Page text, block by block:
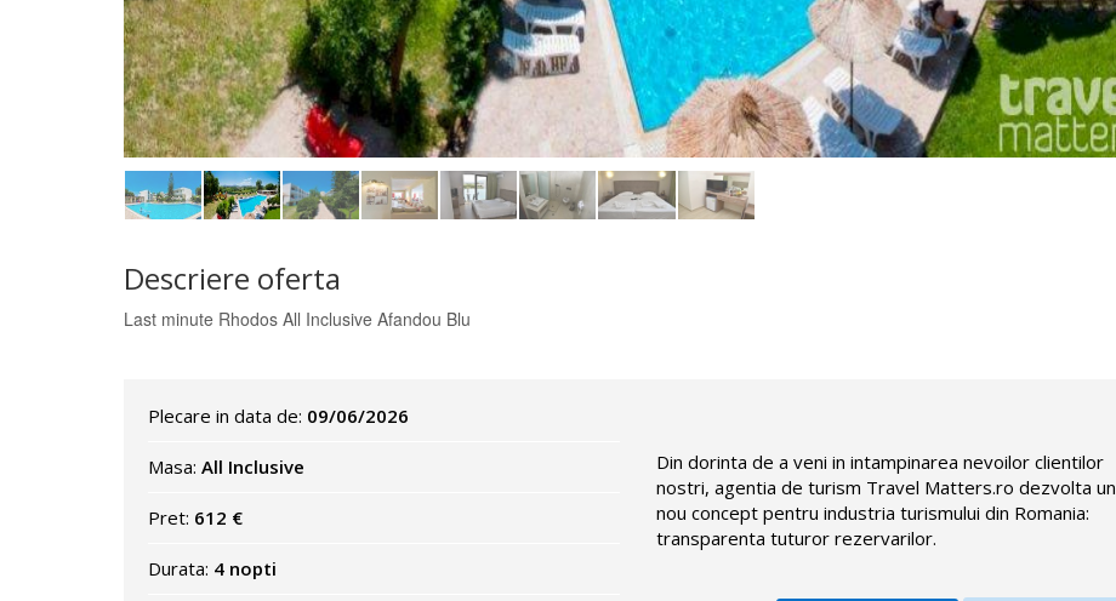
Descriere oferta
Last minute Rhodos All Inclusive Afandou Blu
Plecare in data de: 09/06/2026
Masa: All Inclusive
Pret: 612 €
Durata: 4 nopti
Din dorinta de a veni in intampinarea nevoilor clientilor
nostri, agentia de turism Travel Matters.ro dezvolta un
nou concept pentru industria turismului din Romania:
transparenta tuturor rezervarilor.